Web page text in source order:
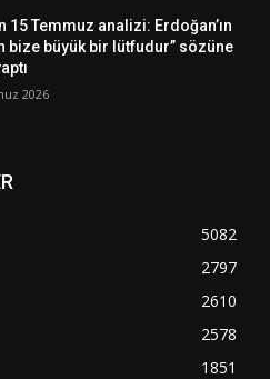
15 Temmuz analizi: Erdoğan’ın
bize büyük bir lütfudur” sözüne
2026
5082
2797
2610
2578
1851